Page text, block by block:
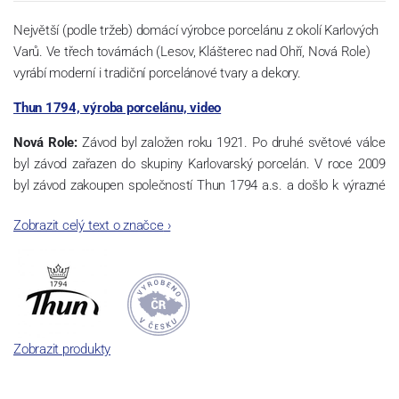
Největší (podle tržeb) domácí výrobce porcelánu z okolí Karlových
Varů. Ve třech továrnách (Lesov, Klášterec nad Ohří, Nová Role)
vyrábí moderní i tradiční porcelánové tvary a dekory.
Thun 1794, výroba porcelánu, video
Nová Role: Závod byl založen roku 1921. Po druhé světové válce
byl závod zařazen do skupiny Karlovarský porcelán. V roce 2009
byl závod zakoupen společností Thun 1794 a.s. a došlo k výrazné
společnosti a v jejím areálu jsou umístěny i provoz servis a výroba
a ve své výrobě navazuje na více jak 220-letou tradici výroby
porcelánu. Kapacita tohoto závodu je 3.500 - 4.000 tun ročně,
závod je vybaven moderními technologickými zařízeními -
isostatické lisy, tlakové lití, glazovací komplex, rychlovýpalná pec,
komorová pec, vtavná dekorační pec. Závod nabízí své výrobky jak
Zobrazit celý text o značce›
Zobrazit produkty